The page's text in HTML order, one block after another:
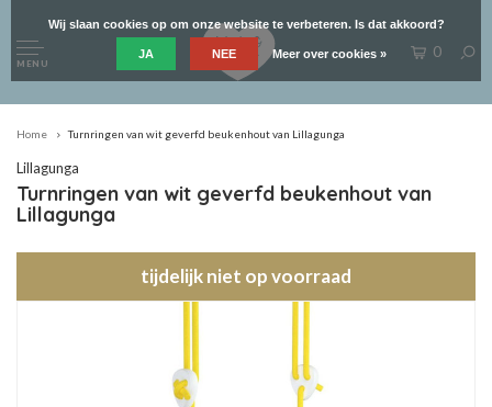
MENU
0
Home Turnringen van wit geverfd beukenhout van Lillagunga
Lillagunga
Turnringen van wit geverfd beukenhout van
Lillagunga
tijdelijk niet op voorraad
Wij slaan cookies op om onze website te verbeteren. Is dat akkoord?
JA NEE Meer over cookies »